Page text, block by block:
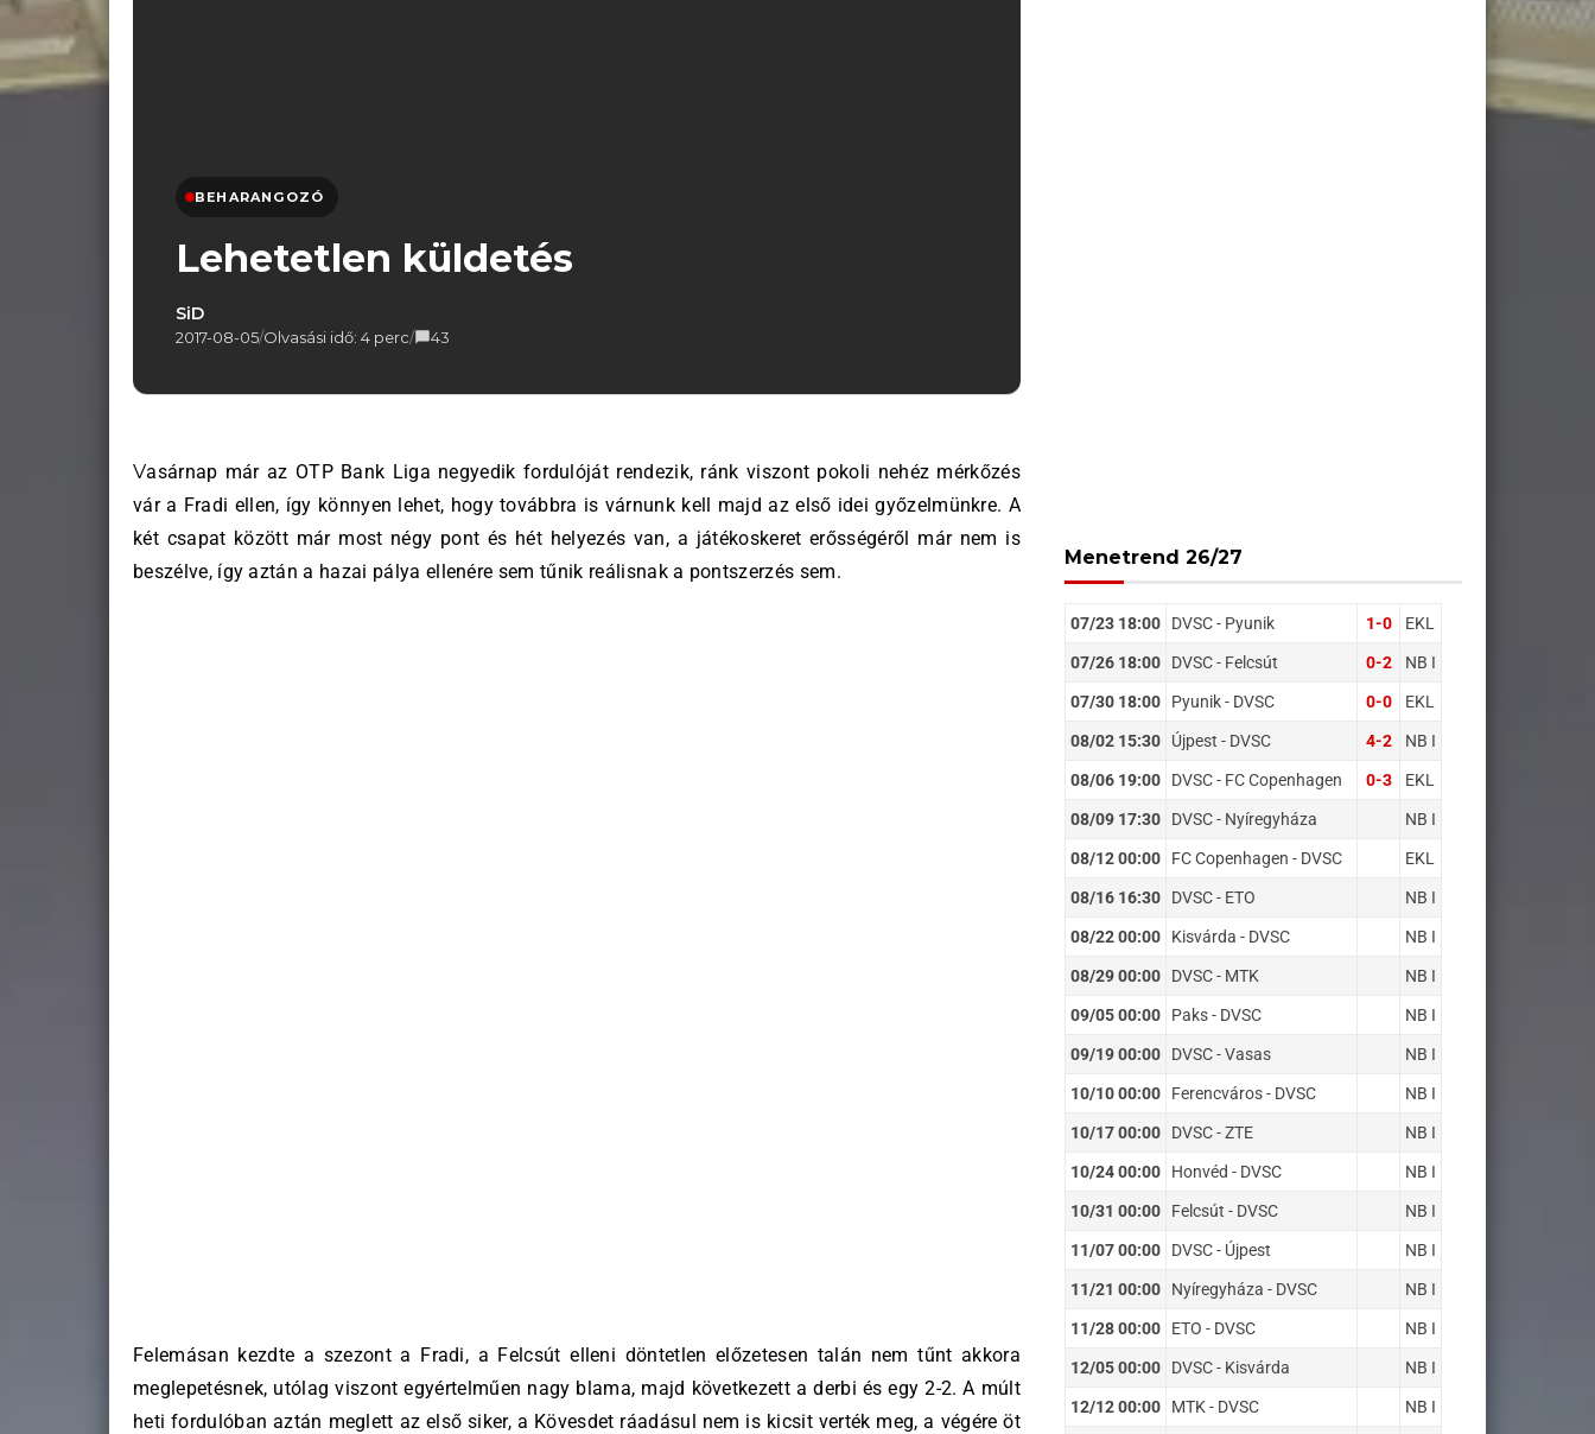
BEHARANGOZÓ
Lehetetlen küldetés
SiD
2017-08-05/Olvasási idő: 4 perc/ 43
Vasárnap már az OTP Bank Liga negyedik fordulóját rendezik, ránk viszont pokoli nehéz mérkőzés
vár a Fradi ellen, így könnyen lehet, hogy továbbra is várnunk kell majd az első idei győzelmünkre. A
két csapat között már most négy pont és hét helyezés van, a játékoskeret erősségéről már nem is
beszélve, így aztán a hazai pálya ellenére sem tűnik reálisnak a pontszerzés sem.
Felemásan kezdte a szezont a Fradi, a Felcsút elleni döntetlen előzetesen talán nem tűnt akkora
meglepetésnek, utólag viszont egyértelműen nagy blama, majd következett a derbi és egy 2-2. A múlt
heti fordulóban aztán meglett az első siker, a Kövesdet ráadásul nem is kicsit verték meg, a végére öt
Menetrend 26/27
07/23 18:00 DVSC - Pyunik 1-0 EKL
07/26 18:00 DVSC - Felcsút 0-2 NB I
07/30 18:00 Pyunik - DVSC 0-0 EKL
08/02 15:30 Újpest - DVSC 4-2 NB I
08/06 19:00 DVSC - FC Copenhagen 0-3 EKL
08/09 17:30 DVSC - Nyíregyháza NB I
08/12 00:00 FC Copenhagen - DVSC EKL
08/16 16:30 DVSC - ETO NB I
08/22 00:00 Kisvárda - DVSC NB I
08/29 00:00 DVSC - MTK NB I
09/05 00:00 Paks - DVSC NB I
09/19 00:00 DVSC - Vasas NB I
10/10 00:00 Ferencváros - DVSC NB I
10/17 00:00 DVSC - ZTE NB I
10/24 00:00 Honvéd - DVSC NB I
10/31 00:00 Felcsút - DVSC NB I
11/07 00:00 DVSC - Újpest NB I
11/21 00:00 Nyíregyháza - DVSC NB I
11/28 00:00 ETO - DVSC NB I
12/05 00:00 DVSC - Kisvárda NB I
12/12 00:00 MTK - DVSC NB I